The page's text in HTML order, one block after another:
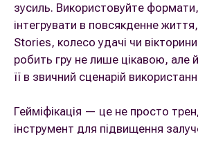
зусиль. Використовуйте формати,
інтегрувати в повсякденне життя,
Stories, колесо удачі чи
робить гру не лише цікавою, але
її в звичний сценарій
Гейміфікація — це не просто
інструмент для підвищення